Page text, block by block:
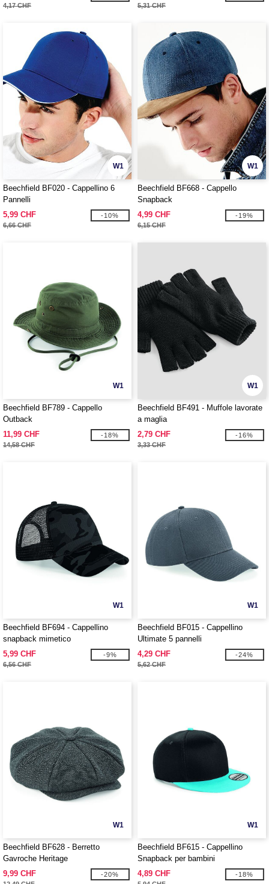
4,17 CHF 5,31 CHF
W1
Beechfield BF020 - Cappellino 6
Pannelli
5,99 CHF
6,66 CHF
-10%
W1
Beechfield BF668 - Cappello
Snapback
4,99 CHF
6,15 CHF
-19%
W1
Beechfield BF789 - Cappello
Outback
11,99 CHF
14,58 CHF
-18%
W1
Beechfield BF491 - Muffole lavorate
a maglia
2,79 CHF
3,33 CHF
-16%
W1
Beechfield BF694 - Cappellino
snapback mimetico
5,99 CHF
6,56 CHF
-9%
W1
Beechfield BF015 - Cappellino
Ultimate 5 pannelli
4,29 CHF
5,62 CHF
-24%
W1
Beechfield BF628 - Berretto
Gavroche Heritage
9,99 CHF
-20%
W1
Beechfield BF615 - Cappellino
Snapback per bambini
4,89 CHF
-18%